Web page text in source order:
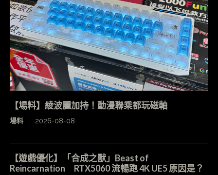
【場料】綾波麗加持！動漫聯乘都玩磁軸
場料 2026-08-08
【遊戲優化】「合成之獸」Beast of
Reincarnation RTX5060 流暢跑 4K UE5 原因是？